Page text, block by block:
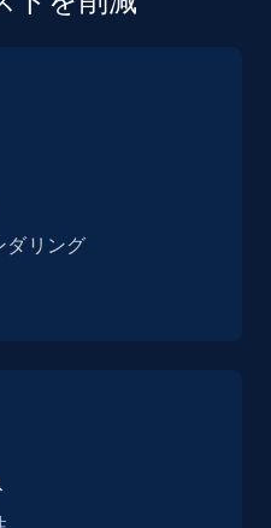
details, and
- discover
ダリング